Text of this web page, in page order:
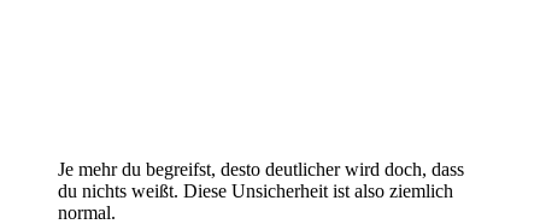
Je mehr du begreifst, desto deutlicher wird doch, dass
du nichts weißt. Diese Unsicherheit ist also ziemlich
normal.